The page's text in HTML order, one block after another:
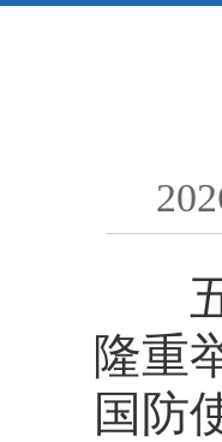
五
隆重
国防